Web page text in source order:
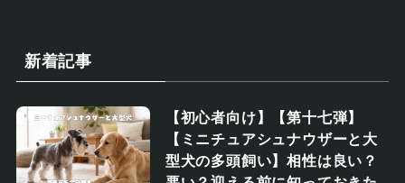
新着記事
【初心者向け】【第十七弾】
【ミニチュアシュナウザーと大
型犬の多頭飼い】相性は良い？